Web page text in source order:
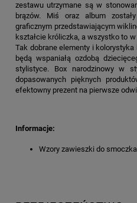
zestawu utrzymane są w
brązów. Miś oraz album
graficznym przedstawiającym
kształcie króliczka, a wszystko to
Tak dobrane elementy i
będą wspaniałą ozdobą
stylistyce. Box narodzinowy w
dopasowanych pięknych
efektowny prezent na pierwsze
Informacje:
Wzory zawieszki do